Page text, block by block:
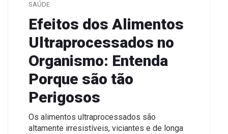
SAÚDE
Efeitos dos Alimentos
Ultraprocessados no
Organismo: Entenda
Porque são tão
Perigosos
Os alimentos ultraprocessados são
altamente irresistíveis, viciantes e de longa